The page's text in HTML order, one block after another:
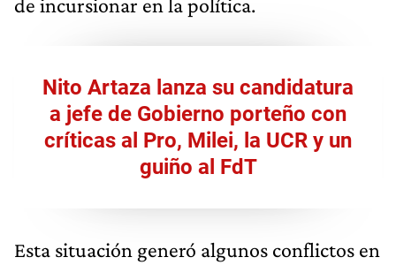
Nito Artaza lanza su candidatura
a jefe de Gobierno porteño con
críticas al Pro, Milei, la UCR y un
guiño al FdT
Esta situación generó algunos conflictos en